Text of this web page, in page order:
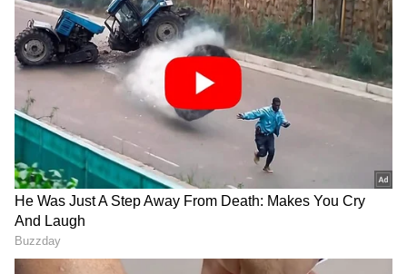
ಕ್ರಿಕೆಟ್ ಮತ್ತು ಕ್ರೀಡಾ ಜಗತ್ತಿನ (Sports News in
Kannada) ಕ್ಷಣಕ್ಷಣದ ಕನ್ನಡ ಸುದ್ದಿ ಅಪ್ಡೇಟ್‌ಗಳಿಗಾಗಿ
ಏಷ್ಯಾನೆಟ್ ಸುವರ್ಣ ನ್ಯೂಸ್‌ ಫಾಲೋ ಮಾಡಿ.IPL
Liveಸೇರಿದಂತೆ ಟೀಂ ಇಂಡಿಯಾದ ಬ್ರೇಕಿಂಗ್ ಸುದ್ದಿ
( Cricket News in Kannada
), ವಿಶೇಷ ವರದಿಗಳು
ಮತ್ತು ನೇರ ಪ್ರಸಾರಗಳೊಂದಿಗೆ ಸಂಪೂರ್ಣ ಮಾಹಿತಿ
ನಿಮ್ಮ ಒಂದೇ ಕ್ಲಿಕ್‌ನಲ್ಲಿ ಲಭ್ಯ. ಏಷ್ಯಾನೆಟ್ ಸುವರ್ಣ
ನ್ಯೂಸ್ ಅಧಿಕೃತ ಆ್ಯಪ್ ಡೌನ್‌ಲೋಡ್ ಮಾಡಿ ಹಾಗೂ
ಎಲ್ಲಾ ಅಪ್‌ಡೇಟ್ ಗಳನ್ನು ಪಡೆಯಿರಿ.